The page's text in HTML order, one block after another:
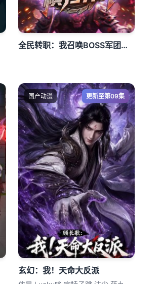
全民转职：我召唤BOSS军团横扫异界
国产动漫 更新至第09集
玄幻：我！天命大反派